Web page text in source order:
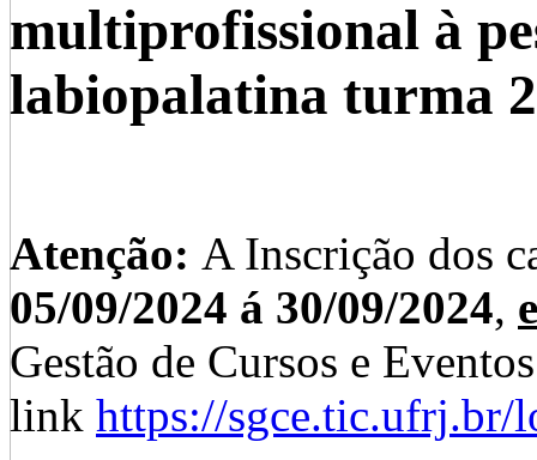
multiprofissional à
labiopalatina turma
Atenção: A Inscrição dos
05/09/2024 á 30/09/2024,
Gestão de Cursos e
link https://sgce.tic.ufrj.br/